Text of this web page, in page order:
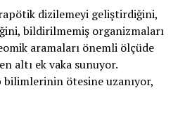
dizilemeyi geliştirdiğini,
bildirilmemiş organizmaları
aramaları önemli ölçüde
altı ek vaka sunuyor.
ötesine uzanıyor,